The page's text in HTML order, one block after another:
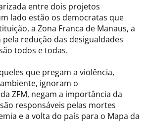
entre dois projetos
lado estão os democratas que
a Zona Franca de Manaus, a
redução das desigualdades
todos e todas.
que pregam a violência,
ignoram o
ZFM, negam a importância da
responsáveis pelas mortes
e a volta do país para o Mapa da